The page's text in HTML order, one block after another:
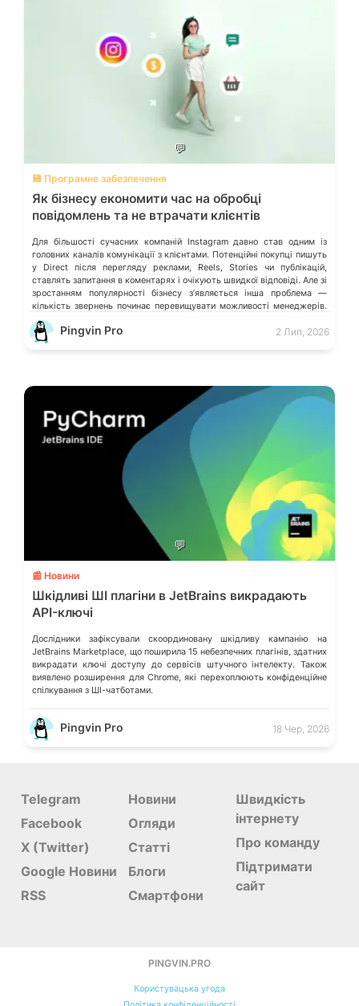
💬
💾 Програмне забезпечення
Як бізнесу економити час на обробці
повідомлень та не втрачати клієнтів
Для більшості сучасних компаній Instagram давно став одним із
головних каналів комунікації з клієнтами. Потенційні покупці пишуть
у Direct після перегляду реклами, Reels, Stories чи публікацій,
ставлять запитання в коментарях і очікують швидкої відповіді. Але зі
зростанням популярності бізнесу з’являється інша проблема —
кількість звернень починає перевищувати можливості менеджерів.
Спочатку це майже непомітно. Відповідь затримується […]
Pingvin Pro 2 Лип, 2026
💬
📰 Новини
Шкідливі ШІ плагіни в JetBrains викрадають
API-ключі
Дослідники зафіксували скоординовану шкідливу кампанію на
JetBrains Marketplace, що поширила 15 небезпечних плагінів, здатних
викрадати ключі доступу до сервісів штучного інтелекту. Також
виявлено розширення для Chrome, які перехоплюють конфіденційне
спілкування з ШІ-чатботами.
Pingvin Pro 18 Чер, 2026
Telegram
Facebook
X (Twitter)
Google Новини
RSS
Новини
Огляди
Статті
Блоги
Смартфони
Швидкість
інтернету
Про команду
Підтримати
сайт
PINGVIN.PRO
Користувацька угода